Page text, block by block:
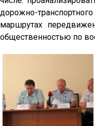
дорожно-
маршрутах
общественностью по